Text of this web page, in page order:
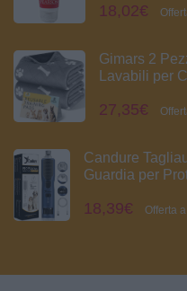
Wintergreen.
18,02€
Gimars 2
Lavabili per
Antiscivolo e
27,35€
Candure
Guardia per
Navy)
18,39€ Offerta